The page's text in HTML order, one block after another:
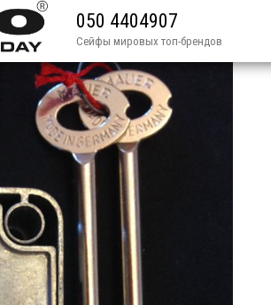
050 4404907
Сейфы мировых топ-брендов